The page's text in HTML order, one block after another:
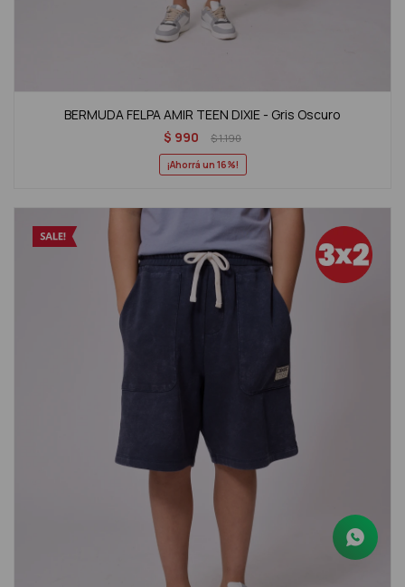
BERMUDA FELPA AMIR TEEN DIXIE - Gris Oscuro
$ 990 $1.190
16